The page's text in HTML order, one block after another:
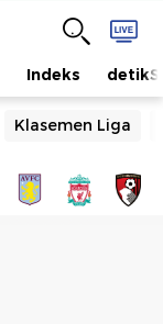
Indeks
Klasemen Liga